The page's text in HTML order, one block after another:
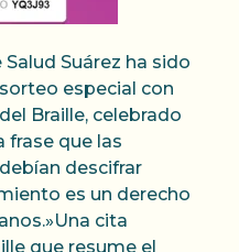
Suárez ha sido
especial con
Braille, celebrado
frase que las
descifrar
es un derecho
cita
que resume el